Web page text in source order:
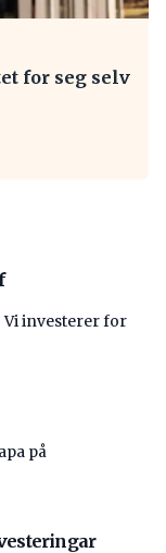
for seg selv
Vi investerer for
på